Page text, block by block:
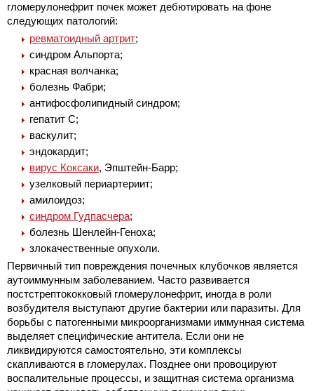
гломерулонефрит почек может дебютировать на фоне
следующих патологий:
ревматоидный артрит;
синдром Альпорта;
красная волчанка;
болезнь Фабри;
антифосфолипидный синдром;
гепатит С;
васкулит;
эндокардит;
вирус Коксаки, Эпштейн-Барр;
узелковый периартериит;
амилоидоз;
синдром Гудпасчера;
болезнь Шенлейн-Геноха;
злокачественные опухоли.
Первичный тип повреждения почечных клубочков является
аутоиммунным заболеванием. Часто развивается
постстрептококковый гломерулонефрит, иногда в роли
возбудителя выступают другие бактерии или паразиты. Для
борьбы с патогенными микроорганизмами иммунная система
выделяет специфические антитела. Если они не
ликвидируются самостоятельно, эти комплексы
скапливаются в гломерулах. Позднее они провоцируют
воспалительные процессы, и защитная система организма